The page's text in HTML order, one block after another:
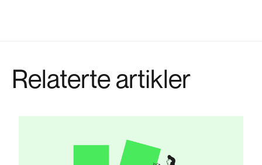
Relaterte artikler